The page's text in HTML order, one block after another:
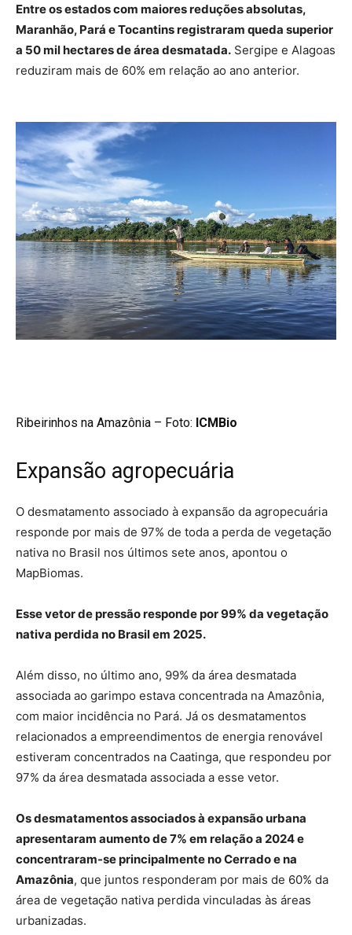
Entre os estados com maiores reduções absolutas,
Maranhão, Pará e Tocantins registraram queda superior
a 50 mil hectares de área desmatada. Sergipe e Alagoas
reduziram mais de 60% em relação ao ano anterior.
Ribeirinhos na Amazônia – Foto: ICMBio
Expansão agropecuária
O desmatamento associado à expansão da agropecuária
responde por mais de 97% de toda a perda de vegetação
nativa no Brasil nos últimos sete anos, apontou o
MapBiomas.
Esse vetor de pressão responde por 99% da vegetação
nativa perdida no Brasil em 2025.
Além disso, no último ano, 99% da área desmatada
associada ao garimpo estava concentrada na Amazônia,
com maior incidência no Pará. Já os desmatamentos
relacionados a empreendimentos de energia renovável
estiveram concentrados na Caatinga, que respondeu por
97% da área desmatada associada a esse vetor.
Os desmatamentos associados à expansão urbana
apresentaram aumento de 7% em relação a 2024 e
concentraram-se principalmente no Cerrado e na
Amazônia, que juntos responderam por mais de 60% da
área de vegetação nativa perdida vinculadas às áreas
urbanizadas.